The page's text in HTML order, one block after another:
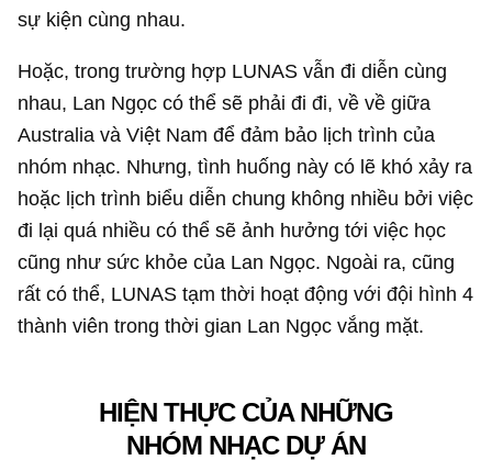
sự kiện cùng nhau.
Hoặc, trong trường hợp LUNAS vẫn đi diễn cùng
nhau, Lan Ngọc có thể sẽ phải đi đi, về về giữa
Australia và Việt Nam để đảm bảo lịch trình của
nhóm nhạc. Nhưng, tình huống này có lẽ khó xảy ra
hoặc lịch trình biểu diễn chung không nhiều bởi việc
đi lại quá nhiều có thể sẽ ảnh hưởng tới việc học
cũng như sức khỏe của Lan Ngọc. Ngoài ra, cũng
rất có thể, LUNAS tạm thời hoạt động với đội hình 4
thành viên trong thời gian Lan Ngọc vắng mặt.
HIỆN THỰC CỦA NHỮNG
NHÓM NHẠC DỰ ÁN